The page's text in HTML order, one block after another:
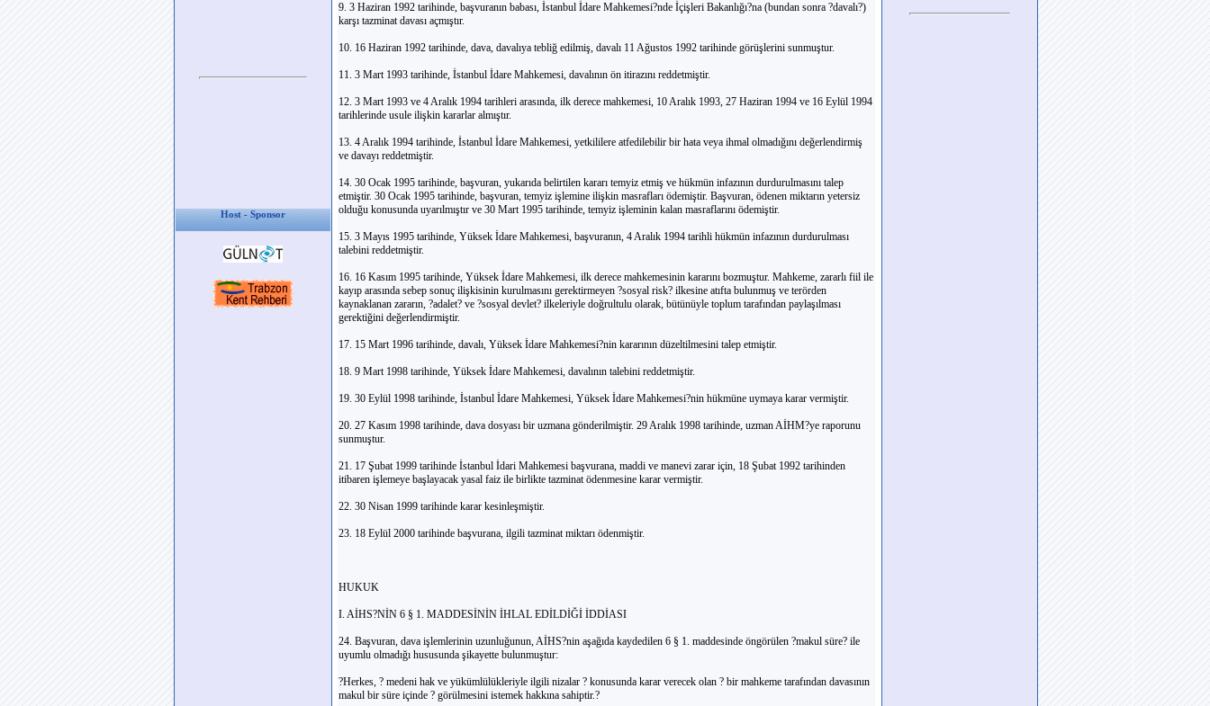
Host - Sponsor
9. 3 Haziran 1992 tarihinde, başvuranın babası, İstanbul İdare Mahkemesi?nde İçişleri Bakanlığı?na (bundan sonra ?davalı?)
karşı tazminat davası açmıştır.
10. 16 Haziran 1992 tarihinde, dava, davalıya tebliğ edilmiş, davalı 11 Ağustos 1992 tarihinde görüşlerini sunmuştur.
11. 3 Mart 1993 tarihinde, İstanbul İdare Mahkemesi, davalının ön itirazını reddetmiştir.
12. 3 Mart 1993 ve 4 Aralık 1994 tarihleri arasında, ilk derece mahkemesi, 10 Aralık 1993, 27 Haziran 1994 ve 16 Eylül 1994
tarihlerinde usule ilişkin kararlar almıştır.
13. 4 Aralık 1994 tarihinde, İstanbul İdare Mahkemesi, yetkililere atfedilebilir bir hata veya ihmal olmadığını değerlendirmiş
ve davayı reddetmiştir.
14. 30 Ocak 1995 tarihinde, başvuran, yukarıda belirtilen kararı temyiz etmiş ve hükmün infazının durdurulmasını talep
etmiştir. 30 Ocak 1995 tarihinde, başvuran, temyiz işlemine ilişkin masrafları ödemiştir. Başvuran, ödenen miktarın yetersiz
olduğu konusunda uyarılmıştır ve 30 Mart 1995 tarihinde, temyiz işleminin kalan masraflarını ödemiştir.
15. 3 Mayıs 1995 tarihinde, Yüksek İdare Mahkemesi, başvuranın, 4 Aralık 1994 tarihli hükmün infazının durdurulması
talebini reddetmiştir.
16. 16 Kasım 1995 tarihinde, Yüksek İdare Mahkemesi, ilk derece mahkemesinin kararını bozmuştur. Mahkeme, zararlı fiil ile
kayıp arasında sebep sonuç ilişkisinin kurulmasını gerektirmeyen ?sosyal risk? ilkesine atıfta bulunmuş ve terörden
kaynaklanan zararın, ?adalet? ve ?sosyal devlet? ilkeleriyle doğrultulu olarak, bütünüyle toplum tarafından paylaşılması
gerektiğini değerlendirmiştir.
17. 15 Mart 1996 tarihinde, davalı, Yüksek İdare Mahkemesi?nin kararının düzeltilmesini talep etmiştir.
18. 9 Mart 1998 tarihinde, Yüksek İdare Mahkemesi, davalının talebini reddetmiştir.
19. 30 Eylül 1998 tarihinde, İstanbul İdare Mahkemesi, Yüksek İdare Mahkemesi?nin hükmüne uymaya karar vermiştir.
20. 27 Kasım 1998 tarihinde, dava dosyası bir uzmana gönderilmiştir. 29 Aralık 1998 tarihinde, uzman AİHM?ye raporunu
sunmuştur.
21. 17 Şubat 1999 tarihinde İstanbul İdari Mahkemesi başvurana, maddi ve manevi zarar için, 18 Şubat 1992 tarihinden
itibaren işlemeye başlayacak yasal faiz ile birlikte tazminat ödenmesine karar vermiştir.
22. 30 Nisan 1999 tarihinde karar kesinleşmiştir.
23. 18 Eylül 2000 tarihinde başvurana, ilgili tazminat miktarı ödenmiştir.
HUKUK
I. AİHS?NİN 6 § 1. MADDESİNİN İHLAL EDİLDİĞİ İDDİASI
24. Başvuran, dava işlemlerinin uzunluğunun, AİHS?nin aşağıda kaydedilen 6 § 1. maddesinde öngörülen ?makul süre? ile
uyumlu olmadığı hususunda şikayette bulunmuştur:
?Herkes, ? medeni hak ve yükümlülükleriyle ilgili nizalar ? konusunda karar verecek olan ? bir mahkeme tarafından davasının
makul bir süre içinde ? görülmesini istemek hakkına sahiptir.?